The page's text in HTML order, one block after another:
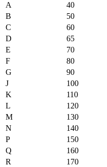
A
40
B
50
C
60
D
65
E
70
F
80
G
90
J
100
K
110
L
120
M
130
N
140
P
150
Q
160
R
170